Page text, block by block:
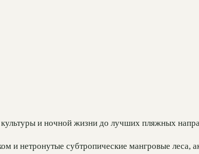
и ночной жизни до лучших пляжных
и нетронутые субтропические мангровые леса,